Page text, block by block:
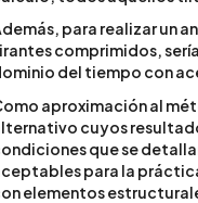
para realizar un
comprimidos,
del tiempo con
aproximación al
cuyos
que se
para la
elementos